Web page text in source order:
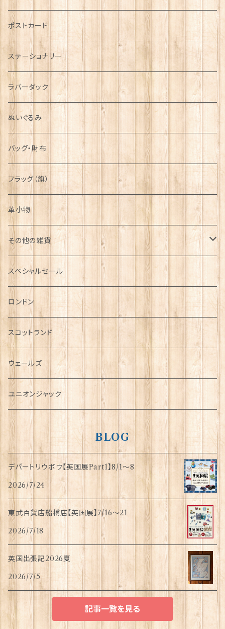
音楽＆楽器
運動＆人物
シンボル
ARMY
ポストカード
ステーショナリー
ラバーダック
ぬいぐるみ
バッグ・財布
フラッグ（旗）
革小物
その他の雑貨
ミニカー
チャーム
犬グッズ
傘
指貫(シンブル)
スペシャルセール
ロンドン
スコットランド
ウェールズ
ユニオンジャック
BLOG
デパートリウボウ【英国展Part1】8/1〜8
2026/7/24
東武百貨店船橋店【英国展】7/16～21
2026/7/18
英国出張記2026夏
2026/7/5
記事一覧を見る